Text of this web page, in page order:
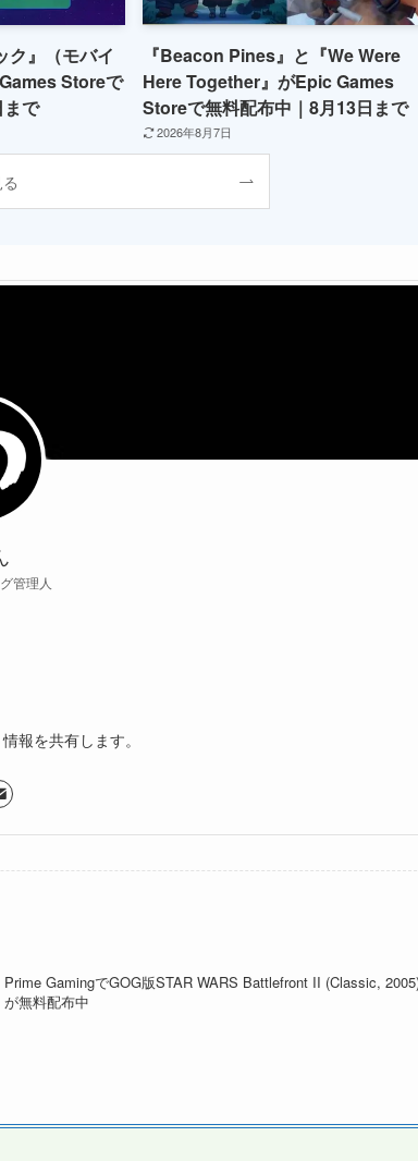
ク』（モバイ
Storeで
で
『Beacon Pines』と『We Were
Here Together』がEpic Games
Storeで無料配布中｜8月13日まで
2026年8月7日
管理人
報を共有します。
Prime GamingでGOG版STAR WARS Battlefront II (Classic,
が無料配布中